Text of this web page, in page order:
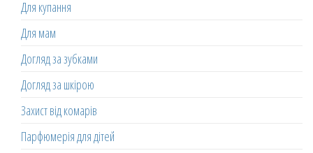
Для купання
Для мам
Догляд за зубками
Догляд за шкірою
Захист від комарів
Парфюмерія для дітей